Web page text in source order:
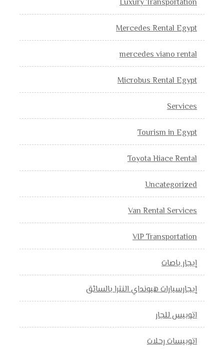
Luxury Transportation
Mercedes Rental Egypt
mercedes viano rental
Microbus Rental Egypt
Services
Tourism in Egypt
Toyota Hiace Rental
Uncategorized
Van Rental Services
VIP Transportation
إيجار باصات
إيجارسيارات هيونداي النترا بالسائق
اتوبيس للجار
اتوبيسات رحلات